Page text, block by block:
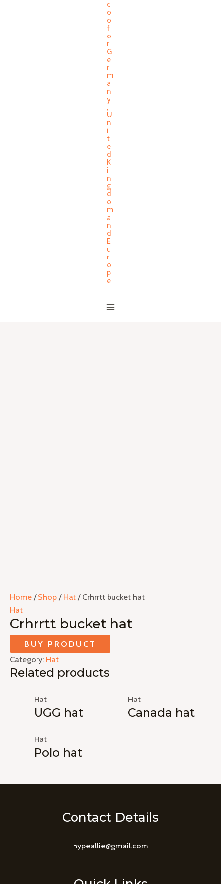
Home / Shop / Hat / Crhrrtt bucket hat
Hat
Crhrrtt bucket hat
BUY PRODUCT
Category: Hat
Related products
Hat
UGG hat
Hat
Canada hat
Hat
Polo hat
Contact Details
hypeallie@gmail.com